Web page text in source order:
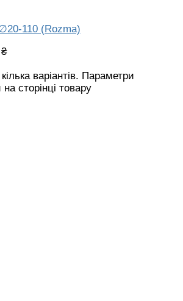
110 (Rozma)
₴
варіантів. Параметри
сторінці товару